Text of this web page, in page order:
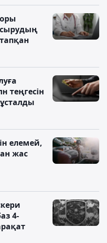
теңгесін
елемей,
жас
4-